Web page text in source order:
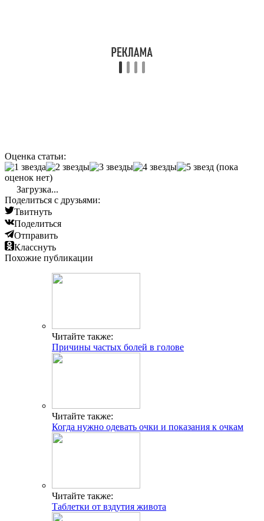
Оценка статьи:
(пока
оценок нет)
Загрузка...
Поделиться с друзьями:
Твитнуть
Поделиться
Отправить
Класснуть
Похожие публикации
Читайте также:
Причины частых болей в голове
Читайте также:
Когда нужно одевать очки и показания к очкам
Читайте также:
Таблетки от вздутия живота